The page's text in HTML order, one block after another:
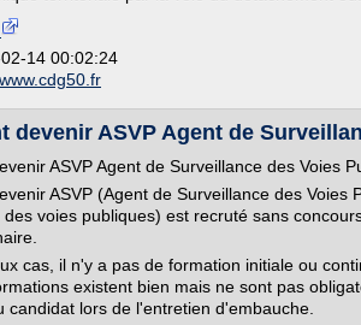
14 00:02:24
devenir ASVP Agent de
ASVP Agent de Surveillance des Voies
ASVP (Agent de Surveillance des Voies
des voies publiques) est recruté sans
cas, il n'y a pas de formation initiale ou
existent bien mais ne sont pas
candidat lors de l'entretien d'embauche.